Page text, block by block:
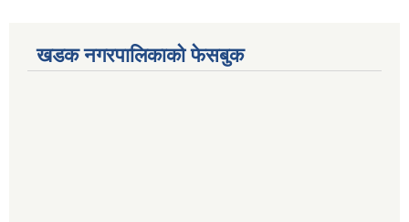
खडक नगरपालिकाको फेसबुक